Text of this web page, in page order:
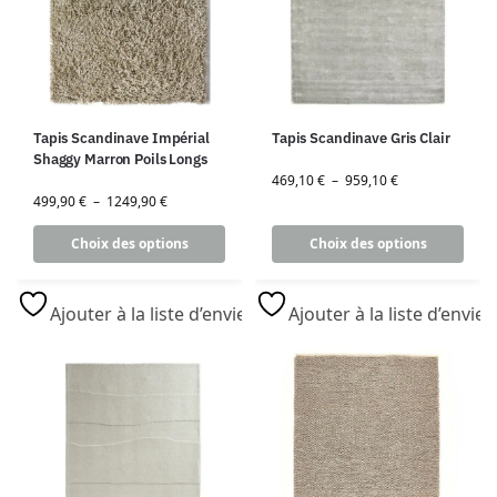
Tapis Scandinave Impérial
Shaggy Marron Poils Longs
499,90€ – 1249,90€
Choix des options
Ajouter à la liste d’envies
Tapis Scandinave Gris Clair
469,10€ – 959,10€
Choix des options
Ajouter à la liste d’envies